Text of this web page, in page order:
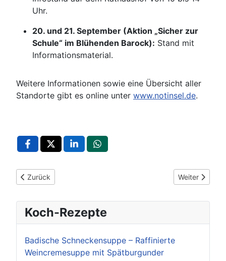
Uhr.
20. und 21. September (Aktion „Sicher zur
Schule“ im Blühenden Barock): Stand mit
Informationsmaterial.
Weitere Informationen sowie eine Übersicht aller
Standorte gibt es online unter www.notinsel.de.
Vorheriger Beitrag: Ludwigsburg: Tag der Zivilcourage mit
Zurück Nächster
Weiter
Koch-Rezepte
Badische Schneckensuppe – Raffinierte
Weincremesuppe mit Spätburgunder